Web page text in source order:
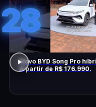
28
Novo BYD Song Pro
A partir de R$ 176.990.